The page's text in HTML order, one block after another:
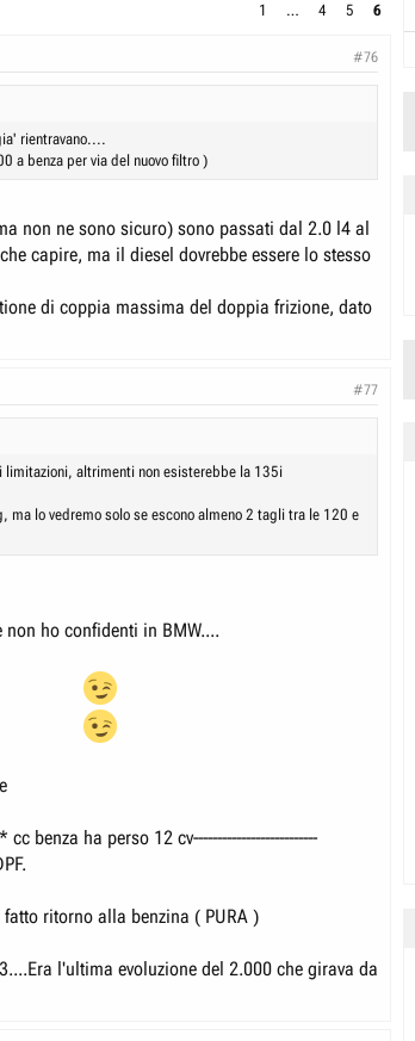
1 … 4 5 6
#76
rientravano....
a benza per via del nuovo filtro )
non ne sono sicuro) sono passati dal 2.0 l4 al
capire, ma il diesel dovrebbe essere lo stesso
di coppia massima del doppia frizione, dato
#77
limitazioni, altrimenti non esisterebbe la 135i
ma lo vedremo solo se escono almeno 2 tagli tra le 120 e
ho confidenti in BMW....
cc benza ha perso 12 cv--------------------------
ritorno alla benzina ( PURA )
l'ultima evoluzione del 2.000 che girava da